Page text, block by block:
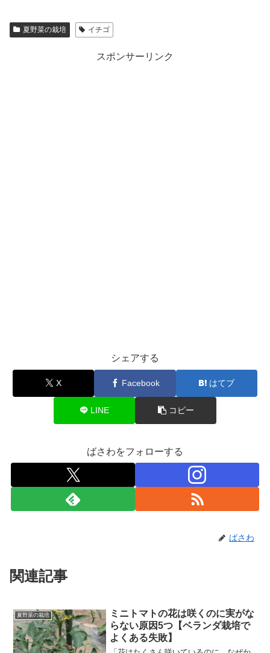
夏野菜の栽培 イチゴ
スポンサーリンク
シェアする
X Facebook はてブ
LINE コピー
ばさわをフォローする
ばさわ
関連記事
夏野菜の栽培
ミニトマトの花は咲くのに実がな
らない原因5つ【ベランダ栽培で
よくある失敗】